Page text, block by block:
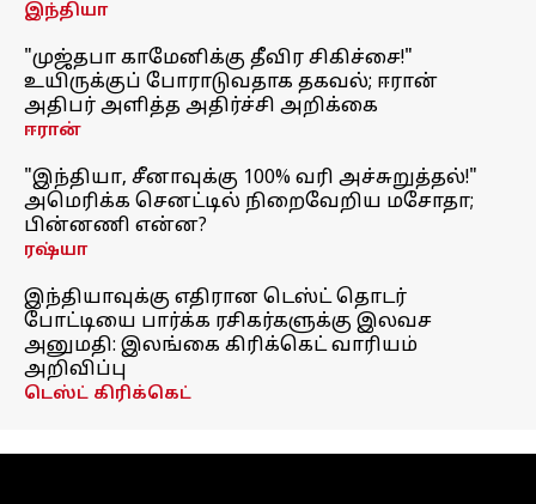
இந்தியா
"முஜ்தபா காமேனிக்கு தீவிர சிகிச்சை!"
உயிருக்குப் போராடுவதாக தகவல்; ஈரான்
அதிபர் அளித்த அதிர்ச்சி அறிக்கை
ஈரான்
"இந்தியா, சீனாவுக்கு 100% வரி அச்சுறுத்தல்!"
அமெரிக்க செனட்டில் நிறைவேறிய மசோதா;
பின்னணி என்ன?
ரஷ்யா
இந்தியாவுக்கு எதிரான டெஸ்ட் தொடர்
போட்டியை பார்க்க ரசிகர்களுக்கு இலவச
அனுமதி: இலங்கை கிரிக்கெட் வாரியம்
அறிவிப்பு
டெஸ்ட் கிரிக்கெட்